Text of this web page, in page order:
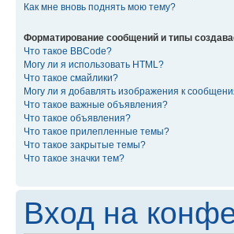
Как мне вновь поднять мою тему?
Форматирование сообщений и типы
Что такое BBCode?
Могу ли я использовать HTML?
Что такое смайлики?
Могу ли я добавлять изображения к
Что такое важные объявления?
Что такое объявления?
Что такое прилепленные темы?
Что такое закрытые темы?
Что такое значки тем?
Вход на